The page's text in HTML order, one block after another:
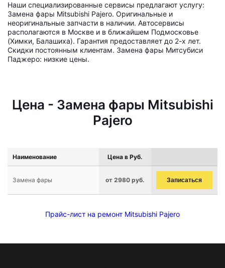
Наши специализированные сервисы предлагают услугу:
Замена фары Mitsubishi Pajero. Оригинальные и
неоригинальные запчасти в наличии. Автосервисы
располагаются в Москве и в ближайшем Подмосковье
(Химки, Балашиха). Гарантия предоставляет до 2-х лет.
Скидки постоянным клиентам. Замена фары Митсубиси
Паджеро: низкие цены.
Цена - Замена фары Mitsubishi
Pajero
Наименование Цена в Руб.
Замена фары от 2980 руб. Записаться
Прайс-лист на ремонт Mitsubishi Pajero